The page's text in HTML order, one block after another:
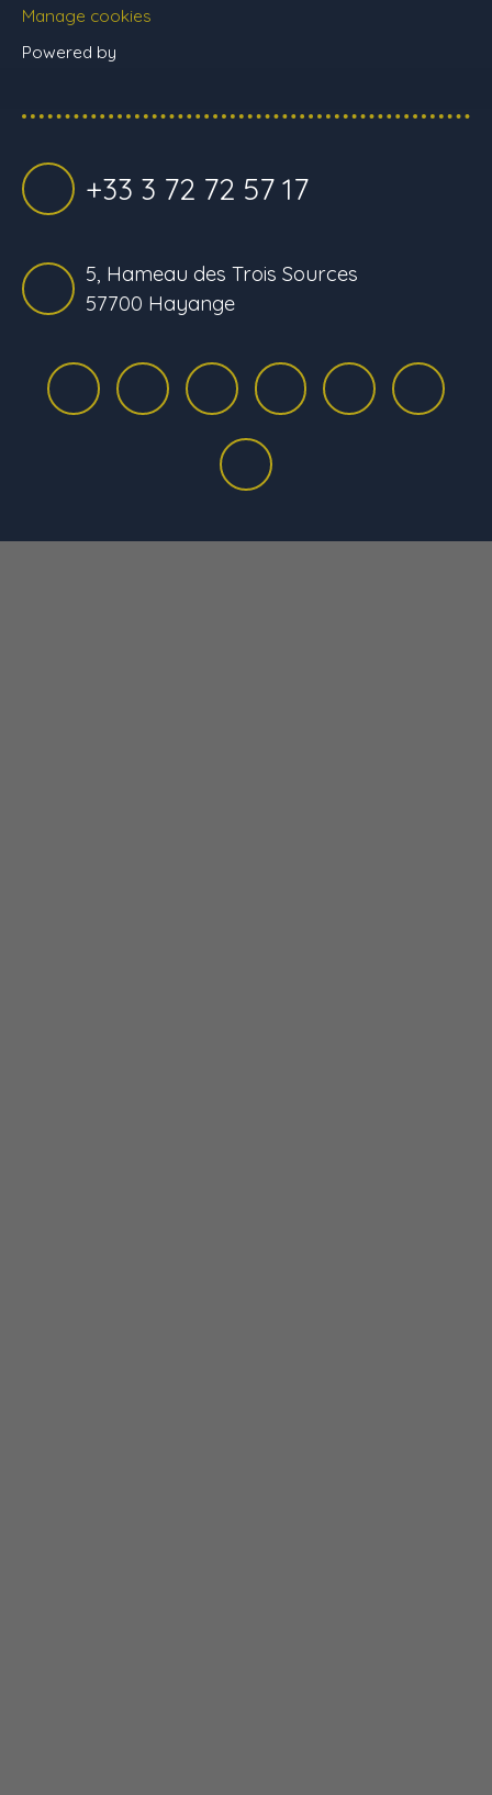
Manage cookies
Powered by
+33 3 72 72 57 17
5, Hameau des Trois Sources
57700 Hayange